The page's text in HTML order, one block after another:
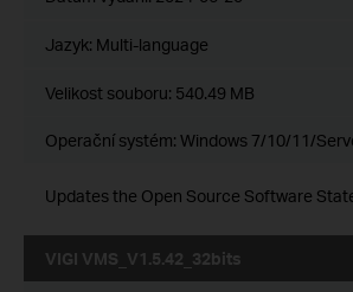
Jazyk: Multi-language
Velikost souboru: 540.49 MB
Operační systém: Windows 7/10/11/
Updates the Open Source Software
VIGI VMS_V1.5.42_32bits